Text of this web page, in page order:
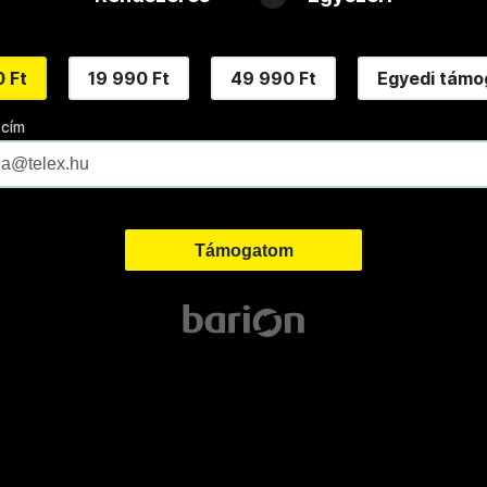
Ft 19 990 Ft 49 990 Ft Egyedi